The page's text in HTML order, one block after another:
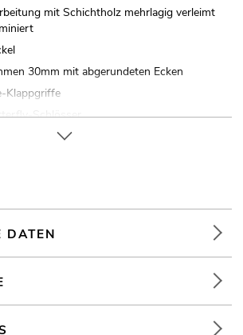
mit Schichtholz mehrlagig verleimt
30mm mit abgerundeten Ecken
Klappgriffe
Schlösser
DATEN